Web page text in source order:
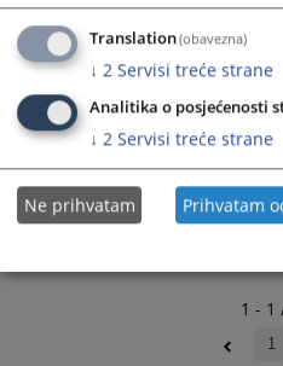
Prateći dokumenti
Informativni letak o
Obrazac prijedloga za
zahtjeva
1 - 1
1
Translation(obavezna)
↓ 2 Servisi treće strane
Analitika o posjećenosti
↓ 2 Servisi treće strane
Ne prihvatam Prihvatam